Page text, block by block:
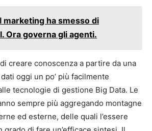
marketing ha smesso di
Ora governa gli agenti.
creare conoscenza a partire da una
oggi un po’ più facilmente
tecnologie di gestione Big Data. Le
sempre più aggregando montagne
ed esterne, delle quali l’essere